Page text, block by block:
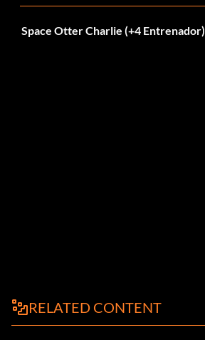
Space Otter Charlie (+4 Entrenador)
RELATED CONTENT